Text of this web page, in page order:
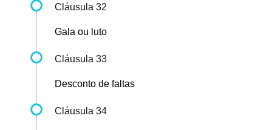
Cláusula 32
Gala ou luto
Cláusula 33
Desconto de faltas
Cláusula 34